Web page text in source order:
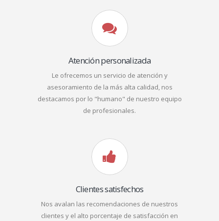
Atención personalizada
Le ofrecemos un servicio de atención y
asesoramiento de la más alta calidad, nos
destacamos por lo "humano" de nuestro equipo
de profesionales.
Clientes satisfechos
Nos avalan las recomendaciones de nuestros
clientes y el alto porcentaje de satisfacción en